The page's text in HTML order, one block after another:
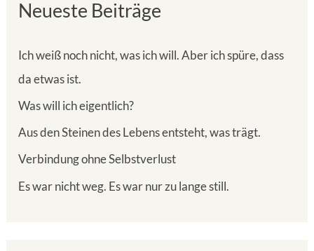
e
n
a
c
h
:
Neueste Beiträge
Ich weiß noch nicht, was ich will. Aber ich spüre, dass
da etwas ist.
Was will ich eigentlich?
Aus den Steinen des Lebens entsteht, was trägt.
Verbindung ohne Selbstverlust
Es war nicht weg. Es war nur zu lange still.